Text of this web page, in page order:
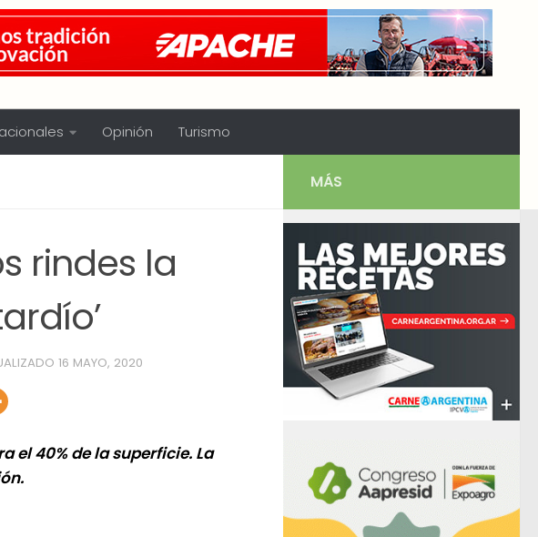
Opinión Turismo
rindes la
16 MAYO, 2020
el 40% de la superficie. La
MÁS